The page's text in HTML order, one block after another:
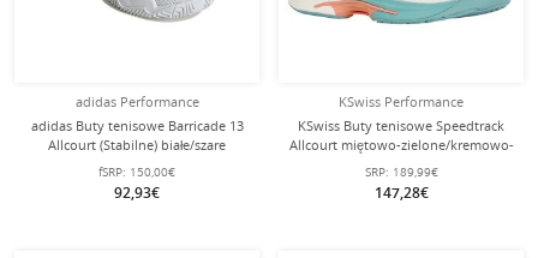
adidas Performance
adidas Buty tenisowe Barricade 13
Allcourt (Stabilne) białe/szare
Damskie
fSRP: 150,00€
92,93€
KSwiss Performance
KSwiss Buty tenisowe Speedtrack
Allcourt miętowo-zielone/kremowo-
białe dla kobiet
SRP: 189,99€
147,28€